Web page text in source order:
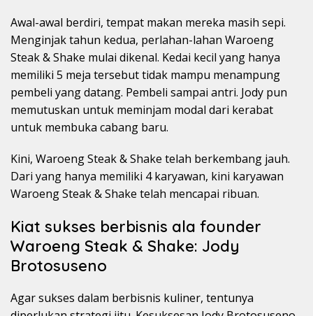
Awal-awal berdiri, tempat makan mereka masih sepi.
Menginjak tahun kedua, perlahan-lahan Waroeng
Steak & Shake mulai dikenal. Kedai kecil yang hanya
memiliki 5 meja tersebut tidak mampu menampung
pembeli yang datang. Pembeli sampai antri. Jody pun
memutuskan untuk meminjam modal dari kerabat
untuk membuka cabang baru.
Kini, Waroeng Steak & Shake telah berkembang jauh.
Dari yang hanya memiliki 4 karyawan, kini karyawan
Waroeng Steak & Shake telah mencapai ribuan.
Kiat sukses berbisnis ala founder
Waroeng Steak & Shake: Jody
Brotosuseno
Agar sukses dalam berbisnis kuliner, tentunya